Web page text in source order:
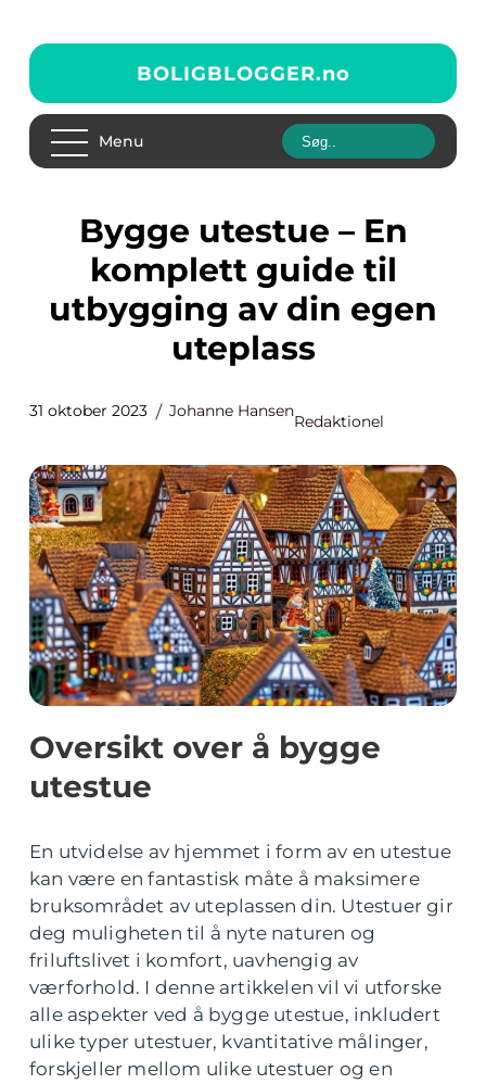
BOLIGBLOGGER.no
Menu
Bygge utestue – En
komplett guide til
utbygging av din egen
uteplass
31 oktober 2023 Johanne Hansen
Redaktionel
Oversikt over å bygge
utestue
En utvidelse av hjemmet i form av en utestue
kan være en fantastisk måte å maksimere
bruksområdet av uteplassen din. Utestuer gir
deg muligheten til å nyte naturen og
friluftslivet i komfort, uavhengig av
værforhold. I denne artikkelen vil vi utforske
alle aspekter ved å bygge utestue, inkludert
ulike typer utestuer, kvantitative målinger,
forskjeller mellom ulike utestuer og en